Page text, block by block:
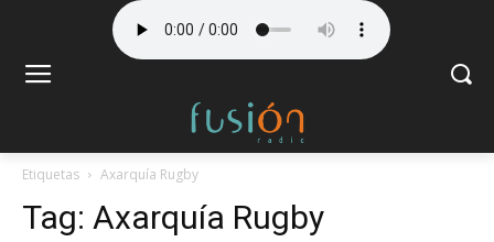
Etiquetas Axarquía Rugby
Tag: Axarquía Rugby